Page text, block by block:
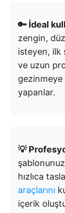
🔑 İdeal
zengin,
isteyen, ilk
ve uzun
gezinmeye
yapanlar.
💡
hızlıca
araçlarını
içerik